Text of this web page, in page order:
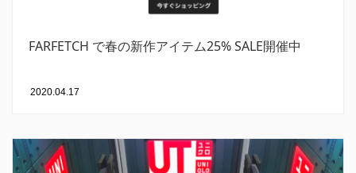
FARFETCH で春の新作アイテム25% SALE開催中
2020.04.17